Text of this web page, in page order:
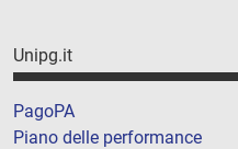
Unipg.it
PagoPA
Piano delle performance